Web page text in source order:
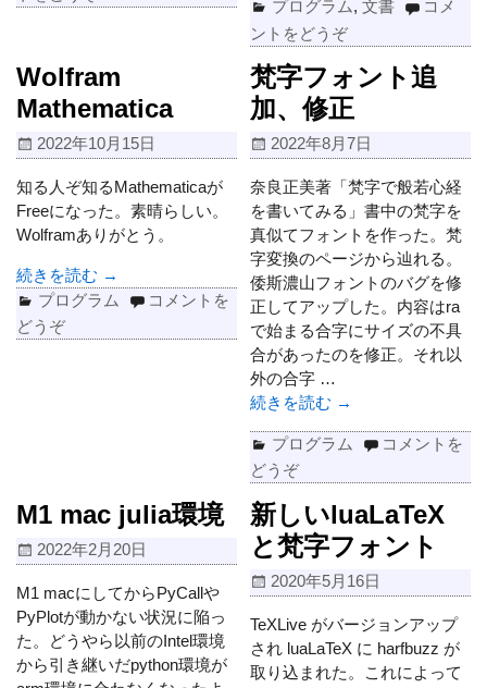
プログラム, 文書
コメ
ントをどうぞ
Wolfram
Mathematica
2022年10月15日
知る人ぞ知るMathematicaが
Freeになった。素晴らしい。
Wolframありがとう。
続きを読む →
プログラム
コメントを
どうぞ
梵字フォント追
加、修正
2022年8月7日
奈良正美著「梵字で般若心経
を書いてみる」書中の梵字を
真似てフォントを作った。梵
字変換のページから辿れる。
倭斯濃山フォントのバグを修
正してアップした。内容はra
で始まる合字にサイズの不具
合があったのを修正。それ以
外の合字 …
続きを読む →
プログラム
コメントを
どうぞ
M1 mac julia環境
2022年2月20日
M1 macにしてからPyCallや
PyPlotが動かない状況に陥っ
た。どうやら以前のIntel環境
から引き継いだpython環境が
新しいluaLaTeX
と梵字フォント
2020年5月16日
TeXLive がバージョンアップ
され luaLaTeX に harfbuzz が
取り込まれた。これによって